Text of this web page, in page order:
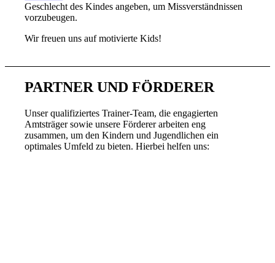
Geschlecht des Kindes angeben, um Missverständnissen
vorzubeugen.
Wir freuen uns auf motivierte Kids!
PARTNER UND FÖRDERER
Unser qualifiziertes Trainer-Team, die engagierten
Amtsträger sowie unsere Förderer arbeiten eng
zusammen, um den Kindern und Jugendlichen ein
optimales Umfeld zu bieten. Hierbei helfen uns: